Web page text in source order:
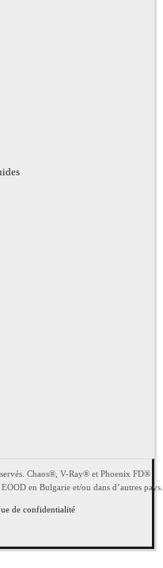
Chaos®, V-Ray® et Phoenix FD®
en Bulgarie et/ou dans d’autres pays.
de confidentialité